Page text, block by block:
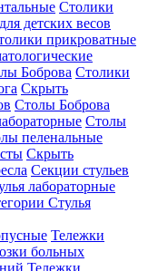
Столики
детских весов
прикроватные
Боброва Столики
Скрыть
Столы Боброва
Столы
пеленальные
Скрыть
Секции стульев
лабораторные
Стулья
Тележки
больных
Тележки